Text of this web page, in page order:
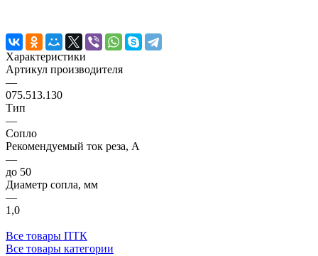
Характеристики
Артикул производителя
—
075.513.130
Тип
—
Сопло
Рекомендуемый ток реза, А
—
до 50
Диаметр сопла, мм
—
1,0
Все товары ПТК
Все товары категории